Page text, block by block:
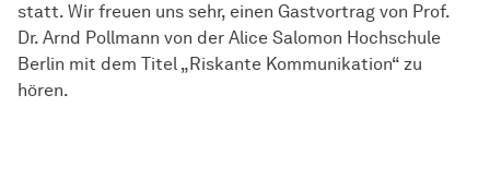
statt. Wir freuen uns sehr, einen Gastvortrag von Prof.
Dr. Arnd Pollmann von der Alice Salomon Hochschule
Berlin mit dem Titel „Riskante Kommunikation“ zu
hören.